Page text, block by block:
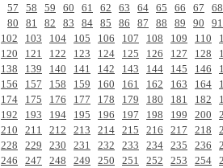
57 58 59 60 61 62 63 64 65 66 67 68
80 81 82 83 84 85 86 87 88 89 90 91
102 103 104 105 106 107 108 109 110
120 121 122 123 124 125 126 127 128
138 139 140 141 142 143 144 145 146
156 157 158 159 160 161 162 163 164
174 175 176 177 178 179 180 181 182
192 193 194 195 196 197 198 199 200
210 211 212 213 214 215 216 217 218
228 229 230 231 232 233 234 235 236
246 247 248 249 250 251 252 253 254